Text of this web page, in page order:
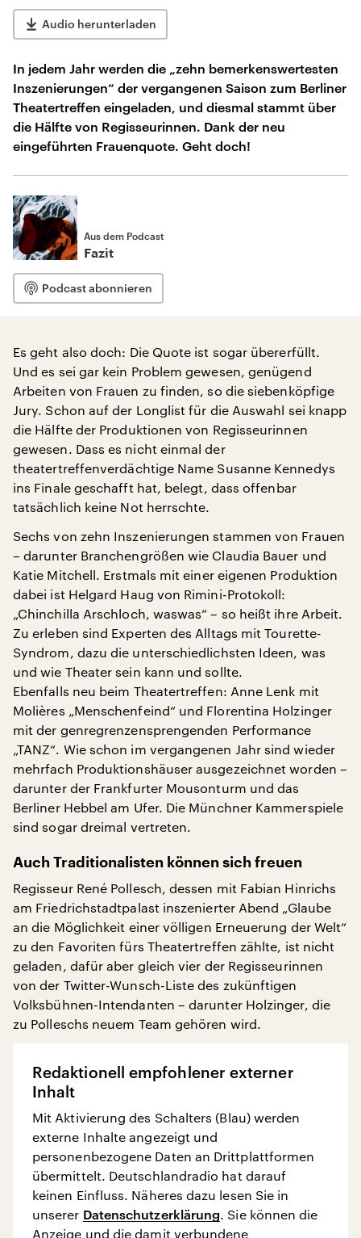
Audio herunterladen
In jedem Jahr werden die „zehn bemerkenswertesten
Inszenierungen“ der vergangenen Saison zum Berliner
Theatertreffen eingeladen, und diesmal stammt über
die Hälfte von Regisseurinnen. Dank der neu
eingeführten Frauenquote. Geht doch!
Aus dem Podcast
Fazit
Podcast abonnieren
Es geht also doch: Die Quote ist sogar übererfüllt.
Und es sei gar kein Problem gewesen, genügend
Arbeiten von Frauen zu finden, so die siebenköpfige
Jury. Schon auf der Longlist für die Auswahl sei knapp
die Hälfte der Produktionen von Regisseurinnen
gewesen. Dass es nicht einmal der
theatertreffenverdächtige Name Susanne Kennedys
ins Finale geschafft hat, belegt, dass offenbar
tatsächlich keine Not herrschte.
Sechs von zehn Inszenierungen stammen von Frauen
– darunter Branchengrößen wie Claudia Bauer und
Katie Mitchell. Erstmals mit einer eigenen Produktion
dabei ist Helgard Haug von Rimini-Protokoll:
„Chinchilla Arschloch, waswas“ – so heißt ihre Arbeit.
Zu erleben sind Experten des Alltags mit Tourette-
Syndrom, dazu die unterschiedlichsten Ideen, was
und wie Theater sein kann und sollte.
Ebenfalls neu beim Theatertreffen: Anne Lenk mit
Molières „Menschenfeind“ und Florentina Holzinger
mit der genregrenzensprengenden Performance
„TANZ“. Wie schon im vergangenen Jahr sind wieder
mehrfach Produktionshäuser ausgezeichnet worden –
darunter der Frankfurter Mousonturm und das
Berliner Hebbel am Ufer. Die Münchner Kammerspiele
sind sogar dreimal vertreten.
Auch Traditionalisten können sich freuen
Regisseur René Pollesch, dessen mit Fabian Hinrichs
am Friedrichstadtpalast inszenierter Abend „Glaube
an die Möglichkeit einer völligen Erneuerung der Welt“
zu den Favoriten fürs Theatertreffen zählte, ist nicht
geladen, dafür aber gleich vier der Regisseurinnen
von der Twitter-Wunsch-Liste des zukünftigen
Volksbühnen-Intendanten – darunter Holzinger, die
zu Polleschs neuem Team gehören wird.
Redaktionell empfohlener externer
Inhalt
Mit Aktivierung des Schalters (Blau) werden
externe Inhalte angezeigt und
personenbezogene Daten an Drittplattformen
übermittelt. Deutschlandradio hat darauf
keinen Einfluss. Näheres dazu lesen Sie in
unserer Datenschutzerklärung. Sie können die
Anzeige und die damit verbundene